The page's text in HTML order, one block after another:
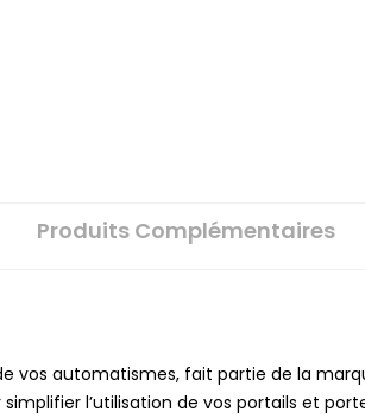
Produits Complémentaires
vos automatismes, fait partie de la
l’utilisation de vos portails et